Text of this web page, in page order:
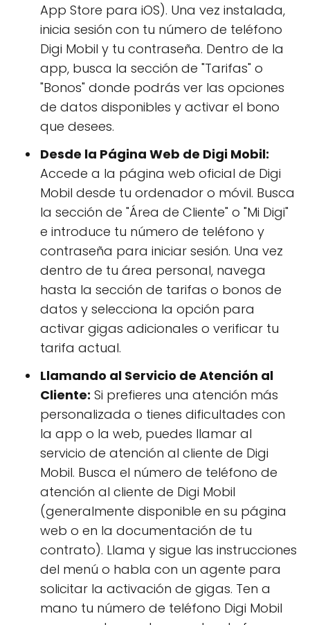
App Store para iOS). Una vez instalada,
inicia sesión con tu número de teléfono
Digi Mobil y tu contraseña. Dentro de la
app, busca la sección de "Tarifas" o
"Bonos" donde podrás ver las opciones
de datos disponibles y activar el bono
que desees.
Desde la Página Web de Digi Mobil:
Accede a la página web oficial de Digi
Mobil desde tu ordenador o móvil. Busca
la sección de "Área de Cliente" o "Mi Digi"
e introduce tu número de teléfono y
contraseña para iniciar sesión. Una vez
dentro de tu área personal, navega
hasta la sección de tarifas o bonos de
datos y selecciona la opción para
activar gigas adicionales o verificar tu
tarifa actual.
Llamando al Servicio de Atención al
Cliente: Si prefieres una atención más
personalizada o tienes dificultades con
la app o la web, puedes llamar al
servicio de atención al cliente de Digi
Mobil. Busca el número de teléfono de
atención al cliente de Digi Mobil
(generalmente disponible en su página
web o en la documentación de tu
contrato). Llama y sigue las instrucciones
del menú o habla con un agente para
solicitar la activación de gigas. Ten a
mano tu número de teléfono Digi Mobil